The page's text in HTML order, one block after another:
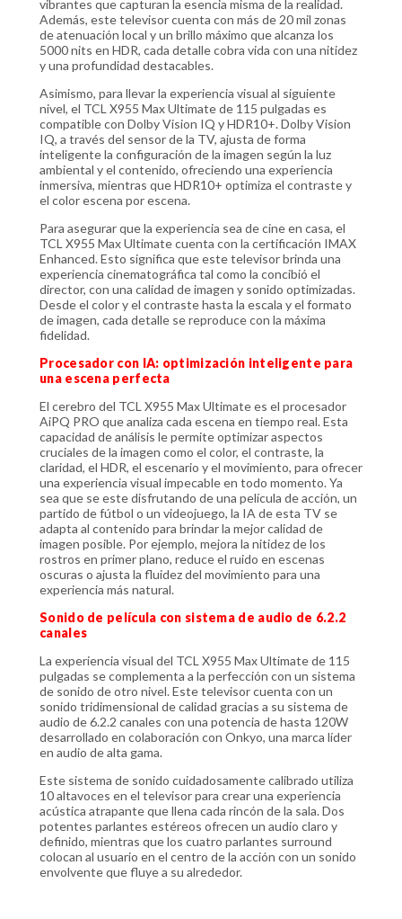
vibrantes que capturan la esencia misma de la realidad.
Además, este televisor cuenta con más de 20 mil zonas
de atenuación local y un brillo máximo que alcanza los
5000 nits en HDR, cada detalle cobra vida con una nitidez
y una profundidad destacables.
Asimismo, para llevar la experiencia visual al siguiente
nivel, el TCL X955 Max Ultimate de 115 pulgadas es
compatible con Dolby Vision IQ y HDR10+. Dolby Vision
IQ, a través del sensor de la TV, ajusta de forma
inteligente la configuración de la imagen según la luz
ambiental y el contenido, ofreciendo una experiencia
inmersiva, mientras que HDR10+ optimiza el contraste y
el color escena por escena.
Para asegurar que la experiencia sea de cine en casa, el
TCL X955 Max Ultimate cuenta con la certificación IMAX
Enhanced. Esto significa que este televisor brinda una
experiencia cinematográfica tal como la concibió el
director, con una calidad de imagen y sonido optimizadas.
Desde el color y el contraste hasta la escala y el formato
de imagen, cada detalle se reproduce con la máxima
fidelidad.
Procesador con IA: optimización inteligente para
una escena perfecta
El cerebro del TCL X955 Max Ultimate es el procesador
AiPQ PRO que analiza cada escena en tiempo real. Esta
capacidad de análisis le permite optimizar aspectos
cruciales de la imagen como el color, el contraste, la
claridad, el HDR, el escenario y el movimiento, para ofrecer
una experiencia visual impecable en todo momento. Ya
sea que se este disfrutando de una película de acción, un
partido de fútbol o un videojuego, la IA de esta TV se
adapta al contenido para brindar la mejor calidad de
imagen posible. Por ejemplo, mejora la nitidez de los
rostros en primer plano, reduce el ruido en escenas
oscuras o ajusta la fluidez del movimiento para una
experiencia más natural.
Sonido de película con sistema de audio de 6.2.2
canales
La experiencia visual del TCL X955 Max Ultimate de 115
pulgadas se complementa a la perfección con un sistema
de sonido de otro nivel. Este televisor cuenta con un
sonido tridimensional de calidad gracias a su sistema de
audio de 6.2.2 canales con una potencia de hasta 120W
desarrollado en colaboración con Onkyo, una marca líder
en audio de alta gama.
Este sistema de sonido cuidadosamente calibrado utiliza
10 altavoces en el televisor para crear una experiencia
acústica atrapante que llena cada rincón de la sala. Dos
potentes parlantes estéreos ofrecen un audio claro y
definido, mientras que los cuatro parlantes surround
colocan al usuario en el centro de la acción con un sonido
envolvente que fluye a su alrededor.